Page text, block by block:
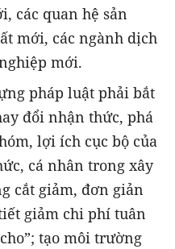
các quan hệ sản
mới, các ngành dịch
mới.
pháp luật phải bắt
đổi nhận thức, phá
lợi ích cục bộ của
cá nhân trong xây
cắt giảm, đơn giản
giảm chi phí tuân
tạo môi trường